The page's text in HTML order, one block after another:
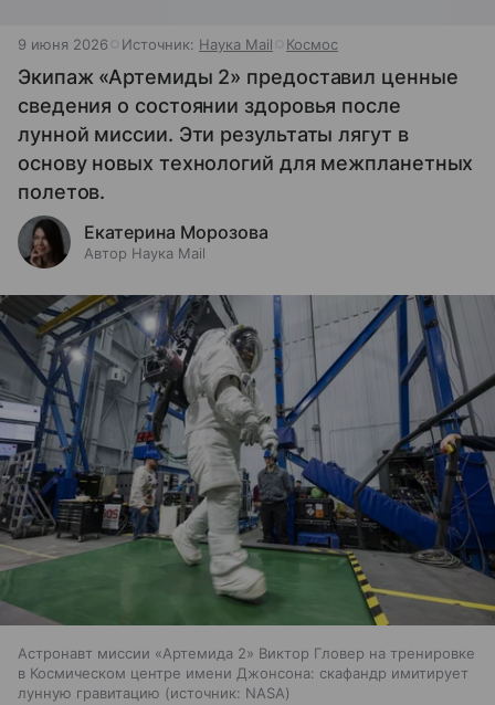
9 июня 2026 Источник: Наука Mail Космос
Экипаж «Артемиды 2» предоставил ценные
сведения о состоянии здоровья после
лунной миссии. Эти результаты лягут в
основу новых технологий для межпланетных
полетов.
Екатерина Морозова
Автор Наука Mail
Астронавт миссии «Артемида 2» Виктор Гловер на тренировке
в Космическом центре имени Джонсона: скафандр имитирует
лунную гравитацию
источник: NASA